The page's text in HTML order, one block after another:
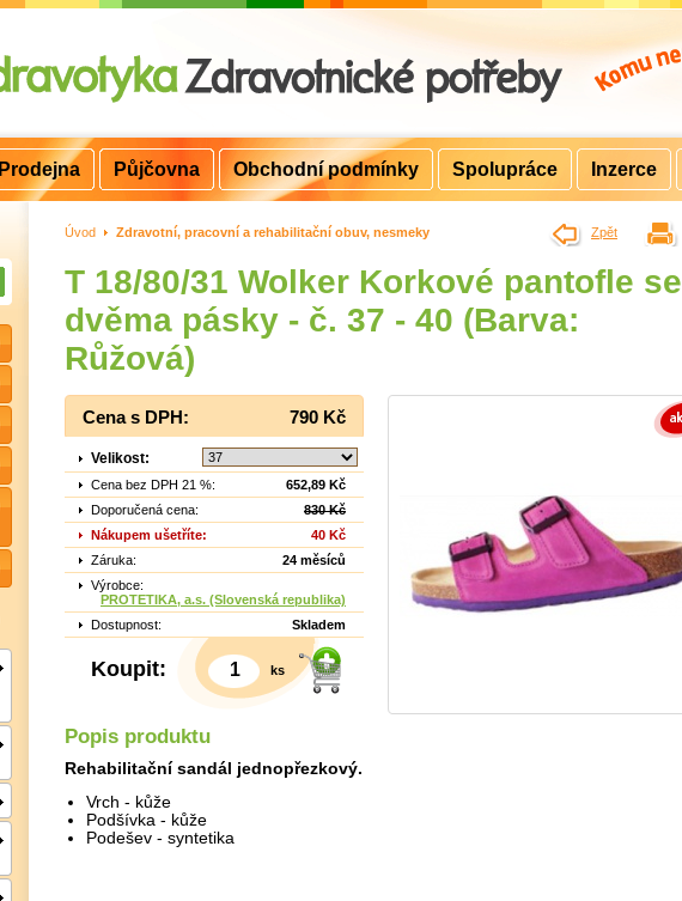
Úvod > Zdravotní, pracovní a rehabilitační obuv, nesmeky
T 18/80/31 Wolker Korkové pantofle se
dvěma pásky - č. 37 - 40 (Barva:
Růžová)
Cena s DPH: 790 Kč
Velikost:
Cena bez DPH 21 %:
652,89 Kč
Doporučená cena:
830 Kč
Nákupem ušetříte:
40 Kč
Záruka:
24 měsíců
Výrobce:
PROTETIKA, a.s. (Slovenská republika)
Dostupnost:
Skladem
Koupit: ks
Popis produktu
Rehabilitační sandál jednopřezkový.
Vrch - kůže
Podšívka - kůže
Podešev - syntetika
Zpět
Prodejna Půjčovna Obchodní podmínky Spolupráce Inzerce